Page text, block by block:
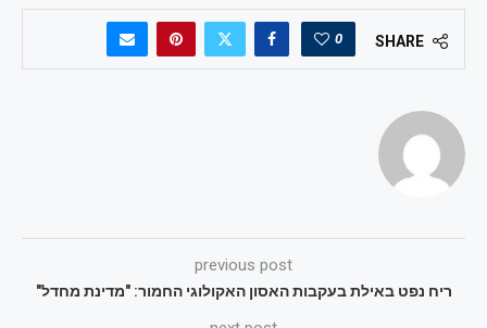
SHARE
0
previous post
ריח נפט באילת בעקבות האסון האקולוגי החמור: "מדינת מחדל"